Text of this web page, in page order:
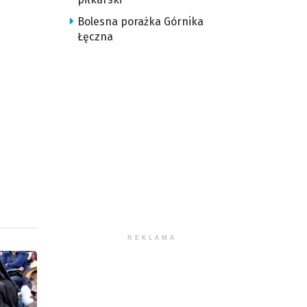
Bolesna porażka Górnika
Łęczna
REKLAMA